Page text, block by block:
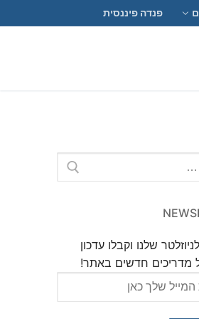
פנדה פיננסית
שלנו וקבלו עדכון
מדריכים חדשים באתר!